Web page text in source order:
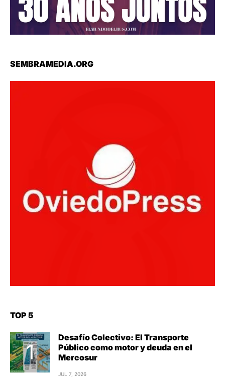
SEMBRAMEDIA.ORG
TOP 5
Desafío Colectivo: El Transporte
Público como motor y deuda en el
Mercosur
JUL 7, 2026